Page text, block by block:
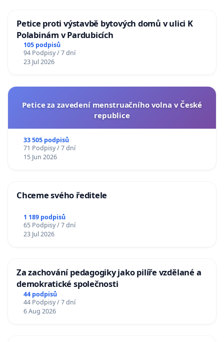
Petice proti výstavbě bytových domů v ulici K
Polabinám v Pardubicích
105 podpisů
94 Podpisy / 7 dní
23 Jul 2026
Petice za zavedení menstruačního volna v České
republice
33 505 podpisů
71 Podpisy / 7 dní
15 Jun 2026
Chceme svého ředitele
1 189 podpisů
65 Podpisy / 7 dní
23 Jul 2026
Za zachování pedagogiky jako pilíře vzdělané a
demokratické společnosti
44 podpisů
44 Podpisy / 7 dní
6 Aug 2026